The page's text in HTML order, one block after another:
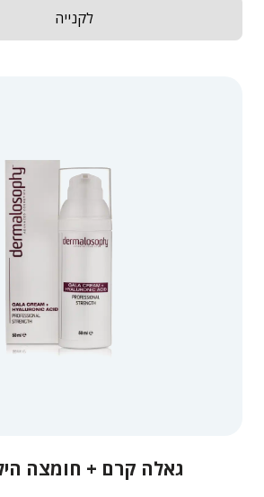
לקנייה
גאלה קרם + חומצה